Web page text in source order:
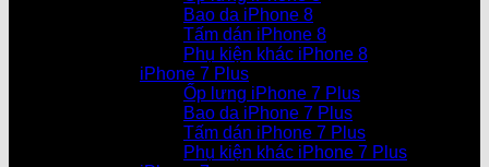
Bao da iPhone 8
Tấm dán iPhone 8
Phụ kiện khác iPhone 8
iPhone 7 Plus
Ốp lưng iPhone 7 Plus
Bao da iPhone 7 Plus
Tấm dán iPhone 7 Plus
Phụ kiện khác iPhone 7 Plus